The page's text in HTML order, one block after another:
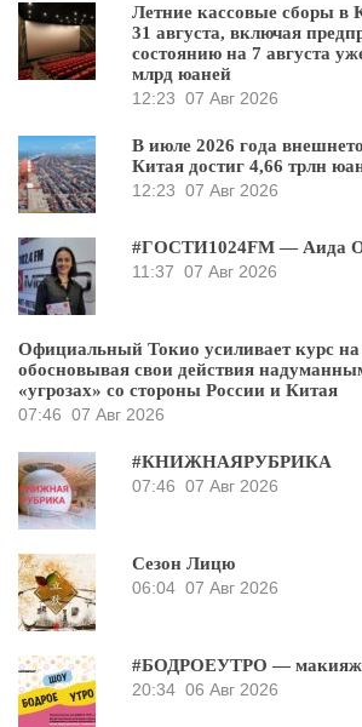
Летние кассовые сборы в
31 августа, включая
состоянию на 7 августа
млрд юаней
12:23 07 Авг 2026
В июле 2026 года
Китая достиг 4,66 трлн
12:23 07 Авг 2026
#ГОСТИ1024FM — Аида
11:37 07 Авг 2026
Официальный Токио усиливает курс
обосновывая свои действия
«угрозах» со стороны России и Китая
07:46 07 Авг 2026
#КНИЖНАЯРУБРИКА
07:46 07 Авг 2026
Сезон Лицю
06:04 07 Авг 2026
#БОДРОЕУТРО — макияж
20:34 06 Авг 2026